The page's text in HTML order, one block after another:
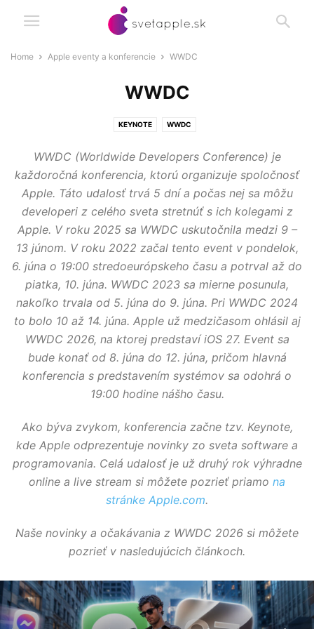
Home Apple eventy a konferencie WWDC
WWDC
KEYNOTE WWDC
WWDC (Worldwide Developers Conference) je
každoročná konferencia, ktorú organizuje spoločnosť
Apple. Táto udalosť trvá 5 dní a počas nej sa môžu
developeri z celého sveta stretnúť s ich kolegami z
Apple. V roku 2025 sa WWDC uskutočnila medzi 9 –
13 júnom. V roku 2022 začal tento event v pondelok,
6. júna o 19:00 stredoeurópskeho času a potrval až do
piatka, 10. júna. WWDC 2023 sa mierne posunula,
nakoľko trvala od 5. júna do 9. júna. Pri WWDC 2024
to bolo 10 až 14. júna. Apple už medzičasom ohlásil aj
WWDC 2026, na ktorej predstaví iOS 27. Event sa
bude konať od 8. júna do 12. júna, pričom hlavná
konferencia s predstavením systémov sa odohrá o
19:00 hodine nášho času.
Ako býva zvykom, konferencia začne tzv. Keynote,
kde Apple odprezentuje novinky zo sveta software a
programovania. Celá udalosť je už druhý rok výhradne
online a live stream si môžete pozrieť priamo na
stránke Apple.com.
Naše novinky a očakávania z WWDC 2026 si môžete
pozrieť v nasledujúcich článkoch.